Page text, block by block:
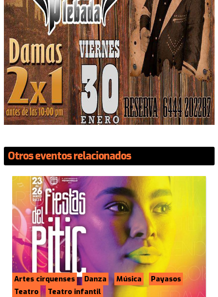
Otros eventos relacionados
Artes cirquenses Danza Música
Payasos
Teatro
Teatro infantil